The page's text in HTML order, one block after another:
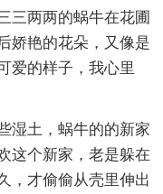
三两两的蜗牛在花圃
娇艳的花朵，又像是
爱的样子，我心里
湿土，蜗牛的的新家
这个新家，老是躲在
，才偷偷从壳里伸出